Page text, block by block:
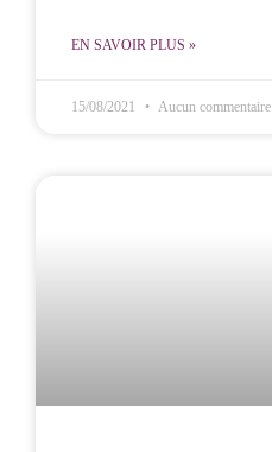
EN SAVOIR PLUS »
15/08/2021 Aucun commentaire